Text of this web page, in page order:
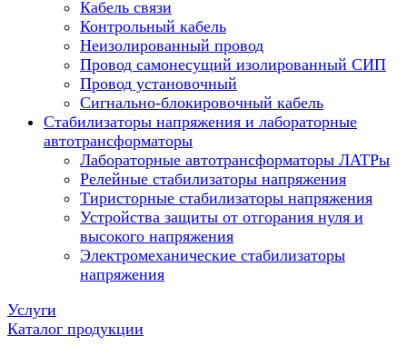
Кабель связи
Контрольный кабель
Неизолированный провод
Провод самонесущий изолированный СИП
Провод установочный
Сигнально-блокировочный кабель
Стабилизаторы напряжения и лабораторные
автотрансформаторы
Лабораторные автотрансформаторы ЛАТРы
Релейные стабилизаторы напряжения
Тиристорные стабилизаторы напряжения
Устройства защиты от отгорания нуля и
высокого напряжения
Электромеханические стабилизаторы
напряжения
Услуги
Каталог продукции